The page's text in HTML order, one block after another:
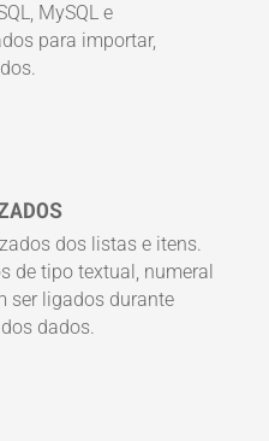
MySQL e
para importar,
dos listas e itens.
de tipo textual, numeral
ser ligados durante
dados.